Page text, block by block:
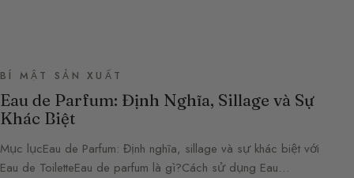
BÍ MẬT SẢN XUẤT
Eau de Parfum: Định Nghĩa, Sillage và Sự
Khác Biệt
Mục lụcEau de Parfum: Định nghĩa, sillage và sự khác biệt với
Eau de ToiletteEau de parfum là gì?Cách sử dụng Eau…